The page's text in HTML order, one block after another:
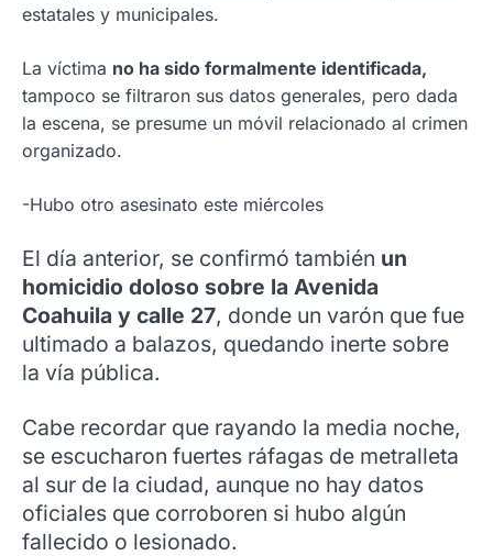
estatales y municipales.
La víctima no ha sido formalmente identificada,
tampoco se filtraron sus datos generales, pero dada
la escena, se presume un móvil relacionado al crimen
organizado.
-Hubo otro asesinato este miércoles
El día anterior, se confirmó también un
homicidio doloso sobre la Avenida
Coahuila y calle 27, donde un varón que fue
ultimado a balazos, quedando inerte sobre
la vía pública.
Cabe recordar que rayando la media noche,
se escucharon fuertes ráfagas de metralleta
al sur de la ciudad, aunque no hay datos
oficiales que corroboren si hubo algún
fallecido o lesionado.